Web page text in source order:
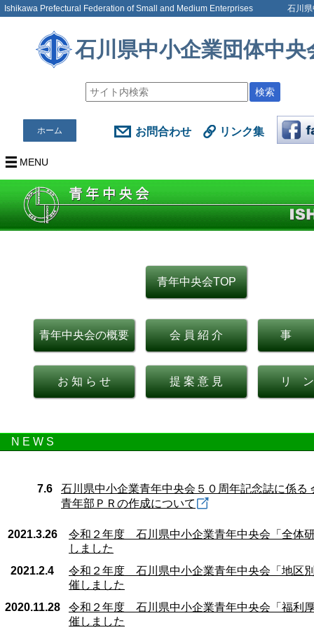
Ishikawa Prefectural Federation of Small and Medium Enterprises 石川
石川県中小企業団体中央
検索
ホーム お問合わせ リンク集
MENU
青年中央会TOP
青年中央会の概要 会 員 紹 介 事
お 知 ら せ 提 案 意 見 リ
N E W S
7.6
石川県中小企業青年中央会５０周年記念誌に係る
青年部ＰＲの作成について
2021.3.26
令和２年度 石川県中小企業青年中央会「全体
しました
2021.2.4
令和２年度 石川県中小企業青年中央会「地区
催しました
2020.11.28
令和２年度 石川県中小企業青年中央会「福利
催しました